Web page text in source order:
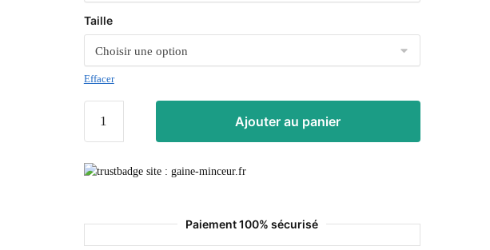
Taille
Effacer
Ajouter au panier
Paiement 100% sécurisé